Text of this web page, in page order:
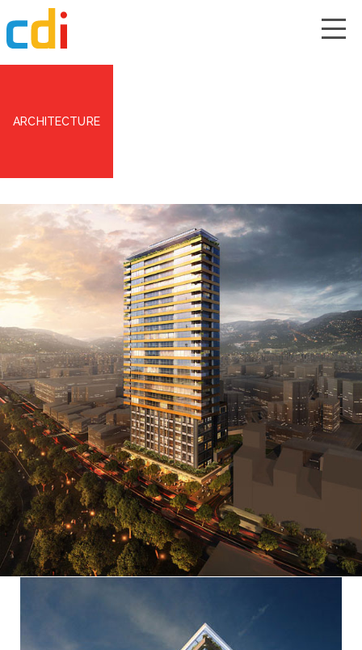
ARCHITECTURE